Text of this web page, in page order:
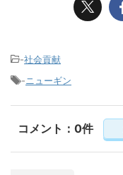
-社会貢献
-ニューギン
コメント：0件